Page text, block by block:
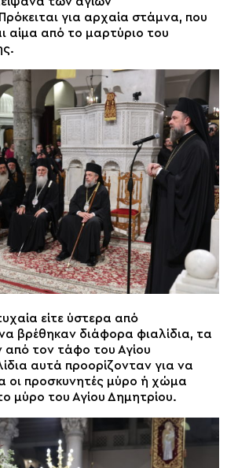
για αρχαία στάμνα, που
αίμα από το μαρτύριο του
είτε ύστερα από
βρέθηκαν διάφορα φιαλίδια, τα
από τον τάφο του Αγίου
αυτά προορίζονταν για να
οι προσκυνητές μύρο ή χώμα
μύρο του Αγίου Δημητρίου.